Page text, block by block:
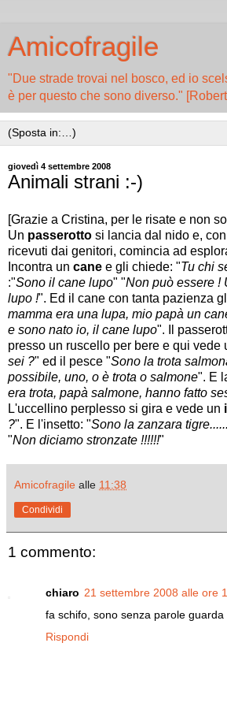
Amicofragile
"Due strade trovai nel bosco, ed io
è per questo che sono diverso."
giovedì 4 settembre 2008
Animali strani :-)
[Grazie a Cristina, per le risate e non
Un passerotto si lancia dal nido e,
ricevuti dai genitori, comincia ad
Incontra un cane e gli chiede: "Tu chi
:"Sono il cane lupo" "Non può essere !
lupo !". Ed il cane con tanta pazienza
mamma era una lupa, mio papà un
e sono nato io, il cane lupo". Il
presso un ruscello per bere e qui vede
sei ?" ed il pesce "Sono la trota
possibile, uno, o è trota o salmone". E
era trota, papà salmone, hanno fatto
L'uccellino perplesso si gira e vede un
?". E l'insetto: "Sono la zanzara
"Non diciamo stronzate !!!!!!"
Amicofragile alle 11:38
Condividi
1 commento:
chiaro 21 settembre 2008 alle ore
fa schifo, sono senza parole guarda
Rispondi